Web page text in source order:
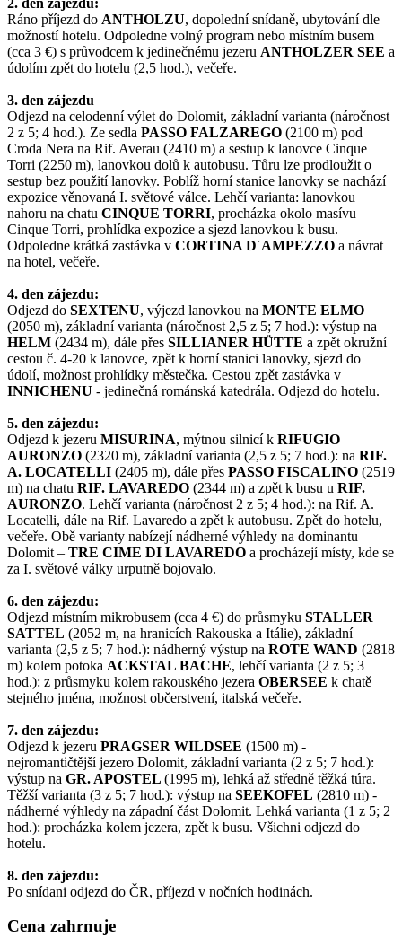
Ráno příjezd do ANTHOLZU, dopolední snídaně, ubytování dle
možností hotelu. Odpoledne volný program nebo místním busem
(cca 3 €) s průvodcem k jedinečnému jezeru ANTHOLZER SEE a
údolím zpět do hotelu (2,5 hod.), večeře.
3. den zájezdu
Odjezd na celodenní výlet do Dolomit, základní varianta (náročnost
2 z 5; 4 hod.). Ze sedla PASSO FALZAREGO (2100 m) pod
Croda Nera na Rif. Averau (2410 m) a sestup k lanovce Cinque
Torri (2250 m), lanovkou dolů k autobusu. Tůru lze prodloužit o
sestup bez použití lanovky. Poblíž horní stanice lanovky se nachází
expozice věnovaná I. světové válce. Lehčí varianta: lanovkou
nahoru na chatu CINQUE TORRI, procházka okolo masívu
Cinque Torri, prohlídka expozice a sjezd lanovkou k busu.
Odpoledne krátká zastávka v CORTINA D´AMPEZZO a návrat
na hotel, večeře.
4. den zájezdu:
Odjezd do SEXTENU, výjezd lanovkou na MONTE ELMO
(2050 m), základní varianta (náročnost 2,5 z 5; 7 hod.): výstup na
HELM (2434 m), dále přes SILLIANER HÜTTE a zpět okružní
cestou č. 4-20 k lanovce, zpět k horní stanici lanovky, sjezd do
údolí, možnost prohlídky městečka. Cestou zpět zastávka v
INNICHENU - jedinečná románská katedrála. Odjezd do hotelu.
5. den zájezdu:
Odjezd k jezeru MISURINA, mýtnou silnicí k RIFUGIO
AURONZO (2320 m), základní varianta (2,5 z 5; 7 hod.): na RIF.
A. LOCATELLI (2405 m), dále přes PASSO FISCALINO (2519
m) na chatu RIF. LAVAREDO (2344 m) a zpět k busu u RIF.
AURONZO. Lehčí varianta (náročnost 2 z 5; 4 hod.): na Rif. A.
Locatelli, dále na Rif. Lavaredo a zpět k autobusu. Zpět do hotelu,
večeře. Obě varianty nabízejí nádherné výhledy na dominantu
Dolomit – TRE CIME DI LAVAREDO a procházejí místy, kde se
za I. světové války urputně bojovalo.
6. den zájezdu:
Odjezd místním mikrobusem (cca 4 €) do průsmyku STALLER
SATTEL (2052 m, na hranicích Rakouska a Itálie), základní
varianta (2,5 z 5; 7 hod.): nádherný výstup na ROTE WAND (2818
m) kolem potoka ACKSTAL BACHE, lehčí varianta (2 z 5; 3
hod.): z průsmyku kolem rakouského jezera OBERSEE k chatě
stejného jména, možnost občerstvení, italská večeře.
7. den zájezdu:
Odjezd k jezeru PRAGSER WILDSEE (1500 m) -
nejromantičtější jezero Dolomit, základní varianta (2 z 5; 7 hod.):
výstup na GR. APOSTEL (1995 m), lehká až středně těžká túra.
Těžší varianta (3 z 5; 7 hod.): výstup na SEEKOFEL (2810 m) -
nádherné výhledy na západní část Dolomit. Lehká varianta (1 z 5; 2
hod.): procházka kolem jezera, zpět k busu. Všichni odjezd do
hotelu.
8. den zájezdu:
Po snídani odjezd do ČR, příjezd v nočních hodinách.
Cena zahrnuje